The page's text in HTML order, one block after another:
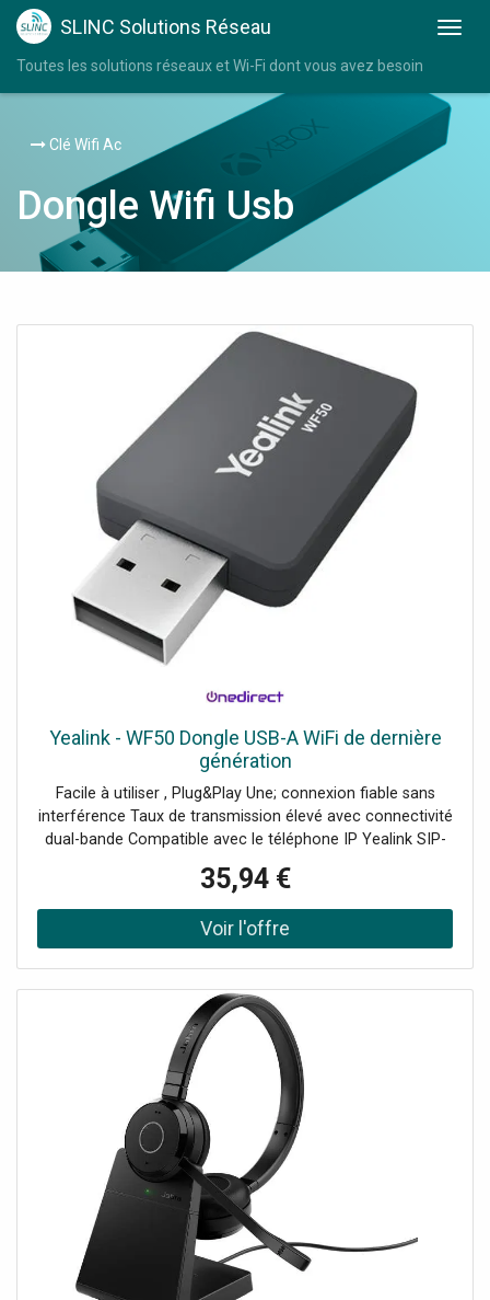
SLINC Solutions Réseau
Toutes les solutions réseaux et Wi-Fi dont vous avez besoin
Clé Wifi Ac
Dongle Wifi Usb
Yealink - WF50 Dongle USB-A WiFi de dernière
génération
Facile à utiliser , Plug&Play Une; connexion fiable sans
interférence Taux de transmission élevé avec connectivité
dual-bande Compatible avec le téléphone IP Yealink SIP-
35,94 €